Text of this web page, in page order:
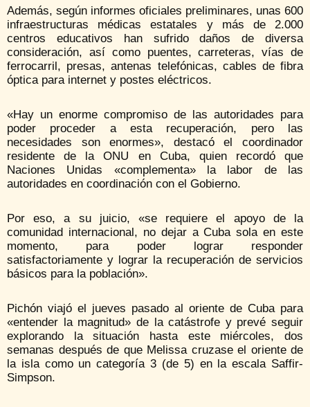
Además, según informes oficiales preliminares, unas 600
infraestructuras médicas estatales y más de 2.000
centros educativos han sufrido daños de diversa
consideración, así como puentes, carreteras, vías de
ferrocarril, presas, antenas telefónicas, cables de fibra
óptica para internet y postes eléctricos.
«Hay un enorme compromiso de las autoridades para
poder proceder a esta recuperación, pero las
necesidades son enormes», destacó el coordinador
residente de la ONU en Cuba, quien recordó que
Naciones Unidas «complementa» la labor de las
autoridades en coordinación con el Gobierno.
Por eso, a su juicio, «se requiere el apoyo de la
comunidad internacional, no dejar a Cuba sola en este
momento, para poder lograr responder
satisfactoriamente y lograr la recuperación de servicios
básicos para la población».
Pichón viajó el jueves pasado al oriente de Cuba para
«entender la magnitud» de la catástrofe y prevé seguir
explorando la situación hasta este miércoles, dos
semanas después de que Melissa cruzase el oriente de
la isla como un categoría 3 (de 5) en la escala Saffir-
Simpson.